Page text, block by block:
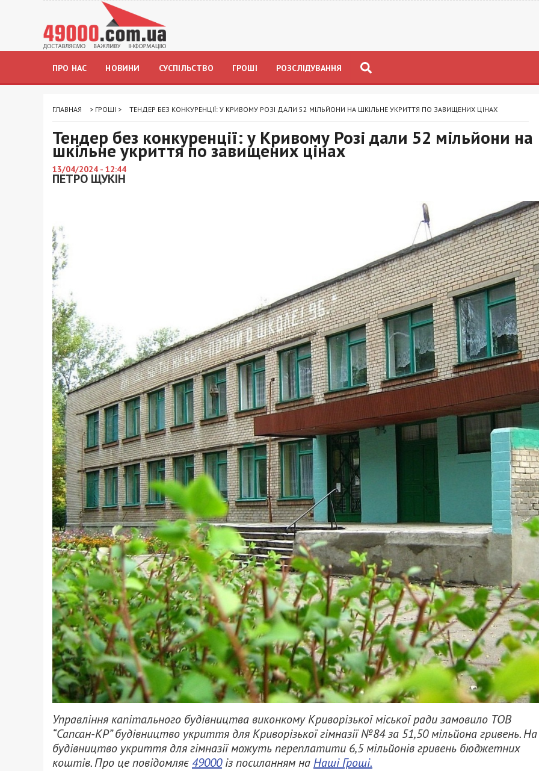
ПРО НАС НОВИНИ СУСПІЛЬСТВО ГРОШІ РОЗСЛІДУВАННЯ
ГЛАВНАЯ > ГРОШІ > ТЕНДЕР БЕЗ КОНКУРЕНЦІЇ: У КРИВОМУ РОЗІ ДАЛИ 52 МІЛЬЙОНИ НА ШКІЛЬНЕ УКРИТТЯ ПО ЗАВИЩЕНИХ ЦІНАХ
Тендер без конкуренції: у Кривому Розі дали 52 мільйони на
шкільне укриття по завищених цінах
13/04/2024 - 12:44
ПЕТРО ЩУКІН
Управління капітального будівництва виконкому Криворізької міської ради замовило ТОВ
“Сапсан-КР” будівництво укриття для Криворізької гімназії №84 за 51,50 мільйона гривень. На
будівництво укриття для гімназії можуть переплатити 6,5 мільйонів гривень бюджетних
коштів. Про це повідомляє49000із посиланням на Наші Гроші.